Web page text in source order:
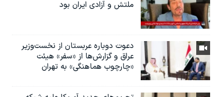
ملتش و آزادی ایران بود
دعوت دوباره عربستان از نخست‌وزیر
عراق و گزارش‌ها از «سفر» هیئت
«چارچوب هماهنگی» به تهران